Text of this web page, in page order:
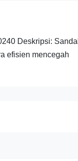
Deskripsi: Sandal
efisien mencegah